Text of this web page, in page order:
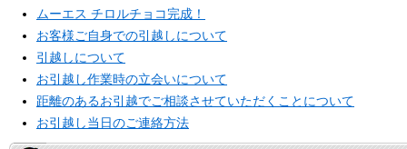
ムーエス チロルチョコ完成！
お客様ご自身での引越しについて
引越しについて
お引越し作業時の立会いについて
距離のあるお引越でご相談させていただくことについて
お引越し当日のご連絡方法